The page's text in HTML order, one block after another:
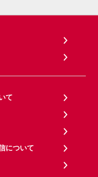
て
について